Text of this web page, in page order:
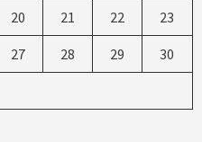
20 21 22 23
27 28 29 30